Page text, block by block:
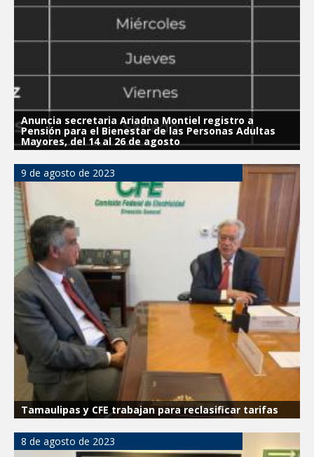
Anuncia secretaria Ariadna Montiel registro a
Pensión para el Bienestar de las Personas Adultas
Mayores, del 14 al 26 de agosto
9 de agosto de 2023
Tamaulipas y CFE trabajan para reclasificar tarifas
8 de agosto de 2023